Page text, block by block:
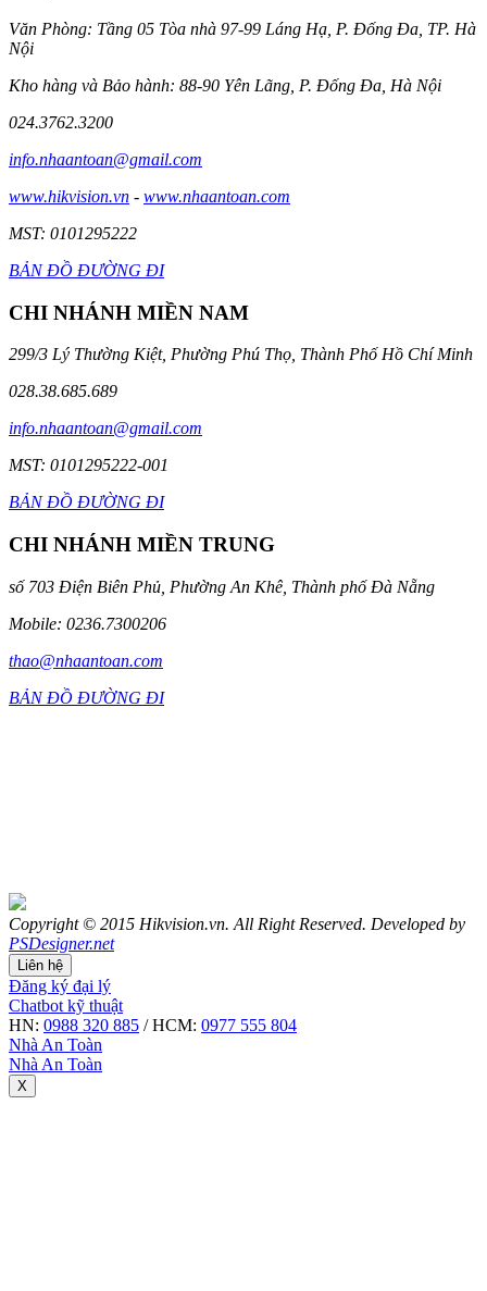
Văn Phòng: Tầng 05 Tòa nhà 97-99 Láng Hạ, P. Đống Đa, TP. Hà
Nội
Kho hàng và Bảo hành: 88-90 Yên Lãng, P. Đống Đa, Hà Nội
024.3762.3200
info.nhaantoan@gmail.com
www.hikvision.vn - www.nhaantoan.com
MST: 0101295222
BẢN ĐỒ ĐƯỜNG ĐI
CHI NHÁNH MIỀN NAM
299/3 Lý Thường Kiệt, Phường Phú Thọ, Thành Phố Hồ Chí Minh
028.38.685.689
info.nhaantoan@gmail.com
MST: 0101295222-001
BẢN ĐỒ ĐƯỜNG ĐI
CHI NHÁNH MIỀN TRUNG
số 703 Điện Biên Phủ, Phường An Khê, Thành phố Đà Nẵng
Mobile: 0236.7300206
thao@nhaantoan.com
BẢN ĐỒ ĐƯỜNG ĐI
Copyright © 2015 Hikvision.vn. All Right Reserved. Developed by
PSDesigner.net
Liên hệ
Đăng ký đại lý
Chatbot kỹ thuật
HN: 0988 320 885 / HCM: 0977 555 804
Nhà An Toàn
Nhà An Toàn
X